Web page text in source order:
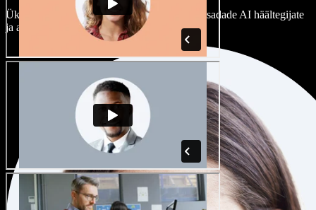
Ükski projekt ei pea kõlama ühtemoodi. Vali sadade AI häältegijate
ja aktsentide hulgast ning kohanda neid.